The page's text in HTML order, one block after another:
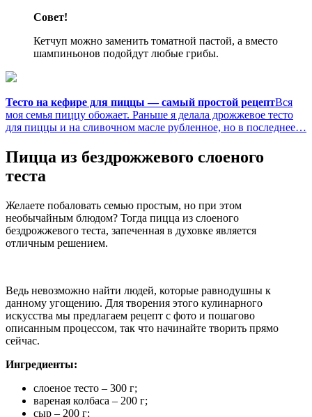
Совет!
Кетчуп можно заменить томатной пастой, а вместо
шампиньонов подойдут любые грибы.
Тесто на кефире для пиццы — самый простой рецептВся
моя семья пиццу обожает. Раньше я делала дрожжевое тесто
для пиццы и на сливочном масле рубленное, но в последнее…
Пицца из бездрожжевого слоеного
теста
Желаете побаловать семью простым, но при этом
необычайным блюдом? Тогда пицца из слоеного
бездрожжевого теста, запеченная в духовке является
отличным решением.
Ведь невозможно найти людей, которые равнодушны к
данному угощению. Для творения этого кулинарного
искусства мы предлагаем рецепт с фото и пошагово
описанным процессом, так что начинайте творить прямо
сейчас.
Ингредиенты:
слоеное тесто – 300 г;
вареная колбаса – 200 г;
сыр – 200 г;